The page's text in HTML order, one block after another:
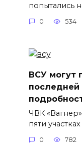
попытались
0 534
ВСУ могут
последней
ЧВК
пяти участках
0 782